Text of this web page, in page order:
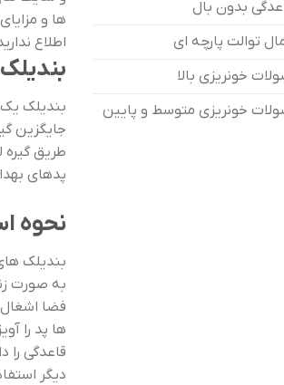
بدون بال
توالت پارچه ای
خونریزی بالا
خونریزی متوسط و پایین
ها و
اطلاع
بندیلک
جایگزین
طریق
پدهای
نحوه
بندیلک
به صورت
ها پد را
قاعدگی را
دیگر